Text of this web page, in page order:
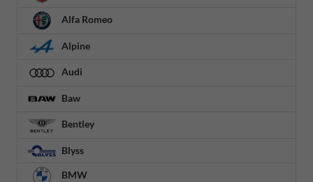
Alfa Romeo
Alpine
Audi
Baw
Bentley
Blyss
BMW